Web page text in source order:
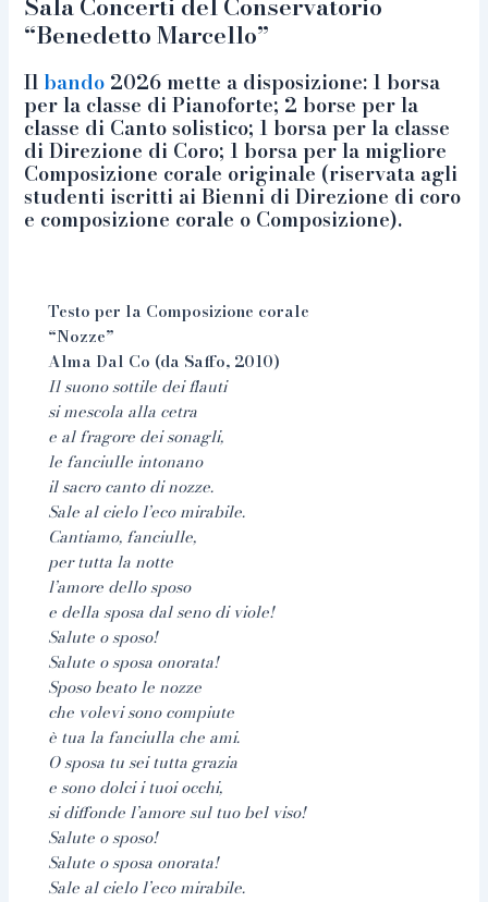
“Benedetto Marcello”
Il bando 2026 mette a disposizione: 1 borsa
per la classe di Pianoforte; 2 borse per la
classe di Canto solistico; 1 borsa per la classe
di Direzione di Coro; 1 borsa per la migliore
Composizione corale originale (riservata agli
studenti iscritti ai Bienni di Direzione di coro
e composizione corale o Composizione).
Testo per la Composizione corale
“Nozze”
Alma Dal Co (da Saffo, 2010)
Il suono sottile dei flauti
si mescola alla cetra
e al fragore dei sonagli,
le fanciulle intonano
il sacro canto di nozze.
Sale al cielo l’eco mirabile.
Cantiamo, fanciulle,
per tutta la notte
l’amore dello sposo
e della sposa dal seno di viole!
Salute o sposo!
Salute o sposa onorata!
Sposo beato le nozze
che volevi sono compiute
è tua la fanciulla che ami.
O sposa tu sei tutta grazia
e sono dolci i tuoi occhi,
si diffonde l’amore sul tuo bel viso!
Salute o sposo!
Salute o sposa onorata!
Sale al cielo l’eco mirabile.